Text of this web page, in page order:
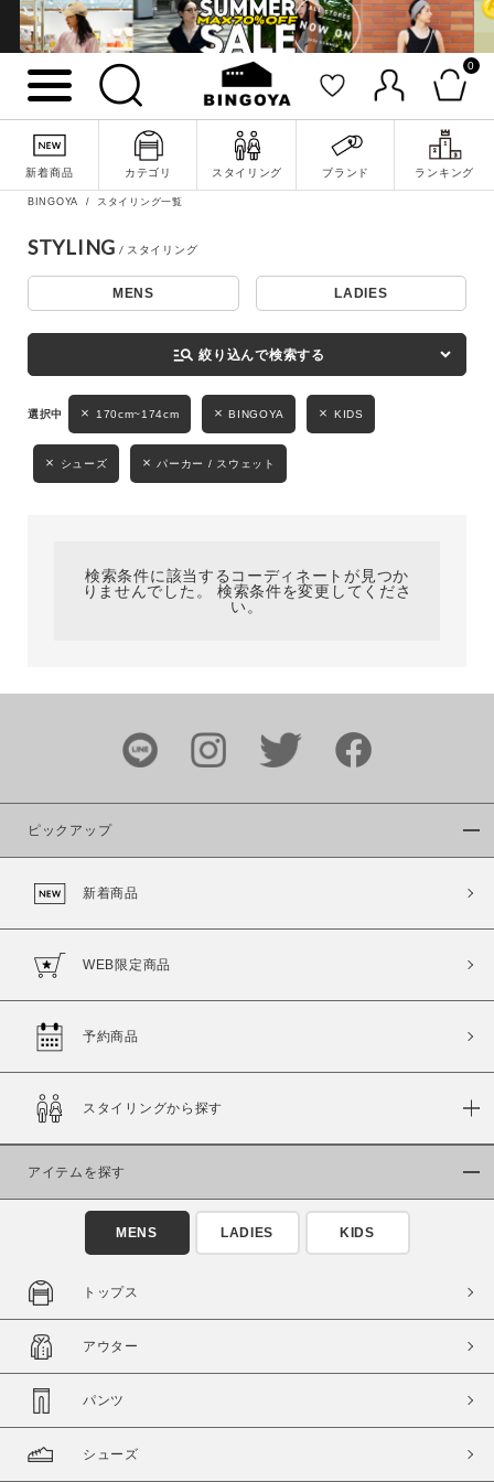
0
新着商品 カテゴリ スタイリング ブランド ランキング
詳細検索
キーワード
性別
MENS LADIES KIDS
ブランド
カラー
商品タイプ
通常商品
セール価格 WEB限定
在庫
在庫あり
BINGOYA スタイリング一覧
STYLING
MENS LADIES
manage_search 絞り込んで検索する
170cm~174cm BINGOYA KIDS
シューズ パーカー / スウェット
検索条件に該当するコーディネートが見つか
りませんでした。 検索条件を変更してくださ
い。
ピックアップ
新着商品
WEB限定商品
予約商品
スタイリングから探す
アイテムを探す
MENS LADIES KIDS
トップス
アウター
パンツ
シューズ